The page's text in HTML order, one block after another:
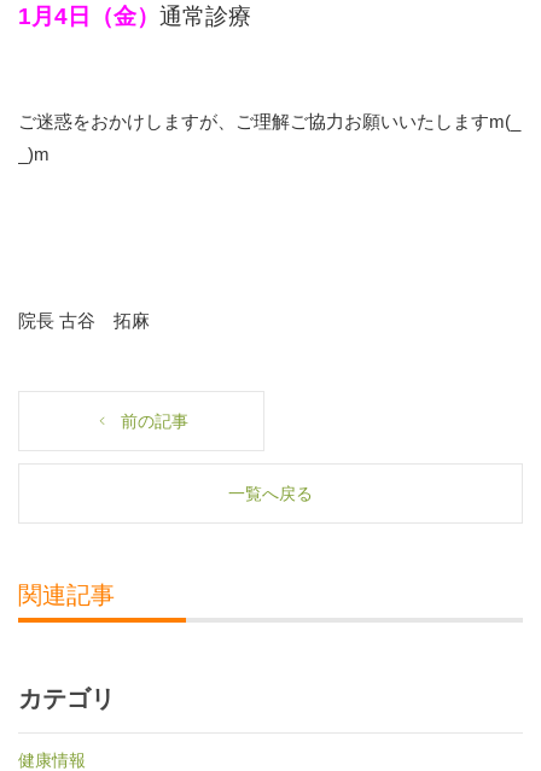
1月4日（金） 通常診療
ご迷惑をおかけしますが、ご理解ご協力お願いいたしますm(_
_)m
院長 古谷 拓麻
前の記事
一覧へ戻る
関連記事
カテゴリ
健康情報